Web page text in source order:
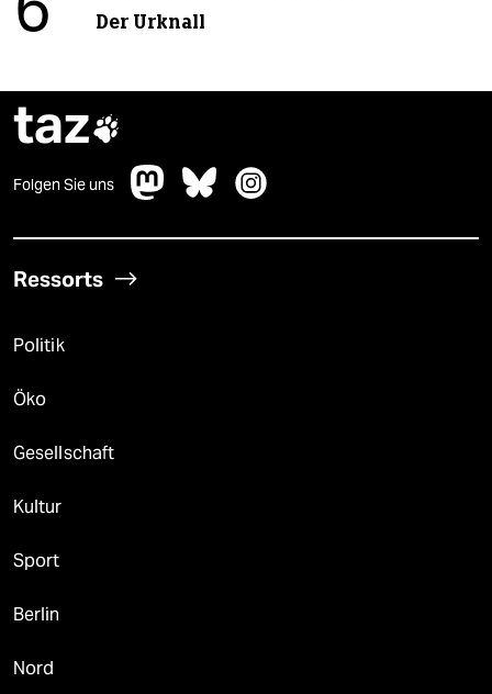
6 Der Urknall
taz
Folgen Sie uns
Ressorts
Politik
Öko
Gesellschaft
Kultur
Sport
Berlin
Nord